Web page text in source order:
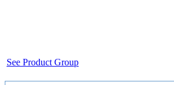
See Product Group